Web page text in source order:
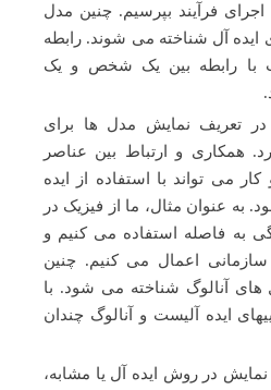
فرآیند بپرسیم. چنین مدل
ایده آل شناخته می شوند. رابطه
با رابطه بین یک شخص و یک
در تعریف نمایش مدل ها برای
همکاری و ارتباط بین عناصر
می تواند با استفاده از ایده
به عنوان مثال، ما از فیزیک در
به فاصله استفاده می کنیم و
اعمال می کنیم. چنین
های آنالوگ شناخته می شود. با
ایده آلیست و آنالوگ چندان
در روش ایده آل یا مشابه،